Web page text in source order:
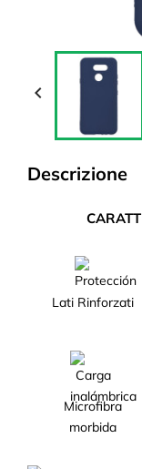

Descrizione
Lati Rinforzati
Microfibra
morbida